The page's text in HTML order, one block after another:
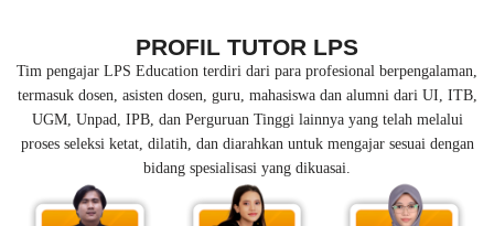
PROFIL TUTOR LPS
Tim pengajar LPS Education terdiri dari para profesional berpengalaman,
termasuk dosen, asisten dosen, guru, mahasiswa dan alumni dari UI, ITB,
UGM, Unpad, IPB, dan Perguruan Tinggi lainnya yang telah melalui
proses seleksi ketat, dilatih, dan diarahkan untuk mengajar sesuai dengan
bidang spesialisasi yang dikuasai.